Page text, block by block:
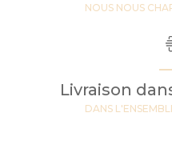
NOUS NOUS
Livraison
DANS